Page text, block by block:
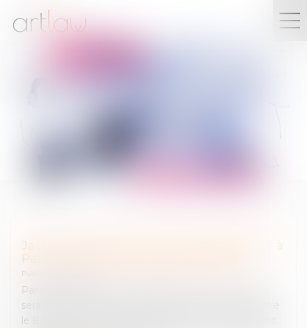
Jack Lang "poussé à terre" début février à
Paris: un homme sera jugé mi-juillet
Publié le :
Paris (France) 27 février 2025 14:54 AFP Un homme
sera jugé le 18 juillet, soupçonné d'avoir poussé à terre
le 8 février l'ancien ministre de la Culture et président